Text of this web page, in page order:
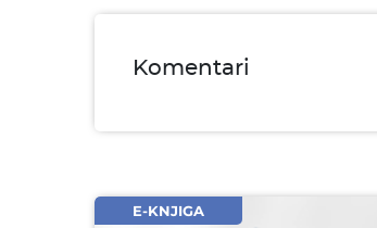
Komentari
Komentar* obavezno
E-KNJIGA